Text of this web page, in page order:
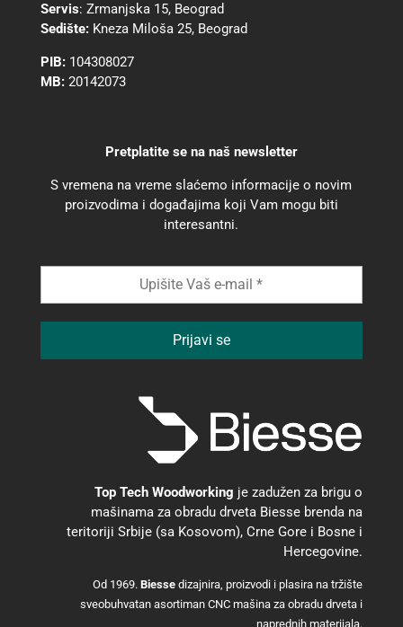
Servis: Zrmanjska 15, Beograd
Sedište: Kneza Miloša 25, Beograd
PIB:104308027
MB:20142073
Pretplatite se na naš newsletter
S vremena na vreme slaćemo informacije o novim
proizvodima i događajima koji Vam mogu biti
interesantni.
Top Tech Woodworking je zadužen za brigu o
mašinama za obradu drveta Biesse brenda na
teritoriji Srbije (sa Kosovom), Crne Gore i Bosne i
Hercegovine.
Od 1969.Biesse dizajnira, proizvodi i plasira na tržište
sveobuhvatan asortiman CNC mašina za obradu drveta i
naprednih materijala.